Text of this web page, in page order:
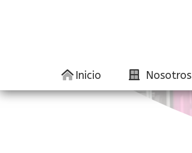
Inicio Nosotros